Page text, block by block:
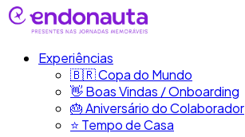
Experiências
🇧🇷​ Copa do Mundo
👋​ Boas Vindas / Onboarding
🎂​ Aniversário do Colaborador
⭐​ Tempo de Casa